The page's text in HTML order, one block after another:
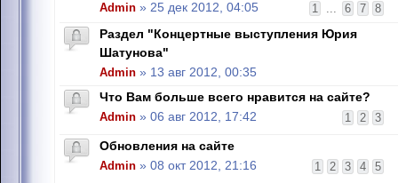
1 ... 6 7 8
Admin » 25 дек 2012, 04:05
Раздел "Концертные выступления Юрия
Шатунова"
Admin » 13 авг 2012, 00:35
Что Вам больше всего нравится на сайте?
1 2 3
Admin » 06 авг 2012, 17:42
Обновления на сайте
1 2 3 4 5
Admin » 08 окт 2012, 21:16